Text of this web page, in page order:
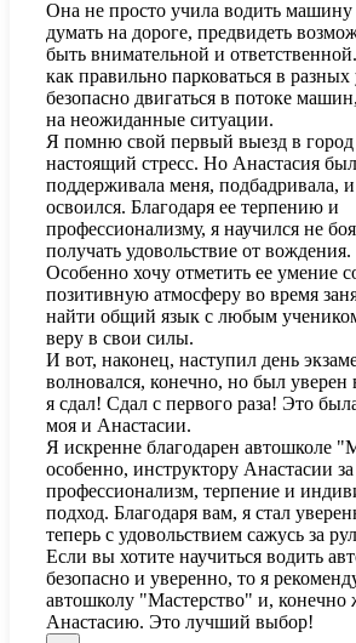
Она не просто учила водить машину
думать на дороге, предвидеть
быть внимательной и
как правильно парковаться в разных
безопасно двигаться в потоке
на неожиданные ситуации.
Я помню свой первый выезд в
настоящий стресс. Но Анастасия
поддерживала меня, подбадривала,
освоился. Благодаря ее терпению и
профессионализму, я научился не
получать удовольствие от вождения.
Особенно хочу отметить ее умение
позитивную атмосферу во время
найти общий язык с любым
веру в свои силы.
И вот, наконец, наступил день
волновался, конечно, но был уверен
я сдал! Сдал с первого раза! Это
моя и Анастасии.
Я искренне благодарен автошколе
особенно, инструктору Анастасии за
профессионализм, терпение и
подход. Благодаря вам, я стал
теперь с удовольствием сажусь за
Если вы хотите научиться водить
безопасно и уверенно, то я
автошколу "Мастерство" и, конечно
Анастасию. Это лучший выбор!